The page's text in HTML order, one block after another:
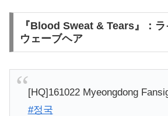
『Blood Sweat & Tears』：
ウェーブヘア
[HQ]161022 Myeongdong
#정국